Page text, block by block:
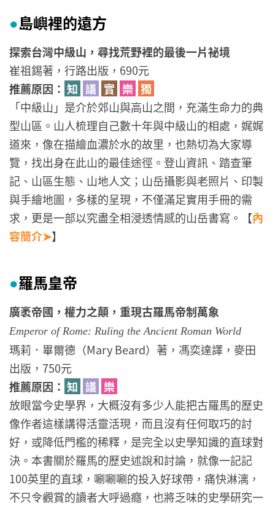
●島嶼裡的遠方
探索台灣中級山，尋找荒野裡的最後一片祕境
崔祖錫著，行路出版，690元
推薦原因： 知 議 實 樂 獨
「中級山」是介於郊山與高山之間，充滿生命力的典
型山區。山人梳理自己數十年與中級山的相處，娓娓
道來，像在描繪血濃於水的故里，也熱切為大家導
覽，找出身在此山的最佳途徑。登山資訊、踏查筆
記、山區生態、山地人文；山岳攝影與老照片、印製
與手繪地圖，多樣的呈現，不僅滿足實用手冊的需
求，更是一部以究盡全相浸透情感的山岳書寫。【內
容簡介➤】
●羅馬皇帝
廣袤帝國，權力之顛，重現古羅馬帝制萬象
Emperor of Rome: Ruling the Ancient Roman World
瑪莉．畢爾德（Mary Beard）著，馮奕達譯，麥田
出版，750元
推薦原因： 知 議 樂
放眼當今史學界，大概沒有多少人能把古羅馬的歷史
像作者這樣講得活靈活現，而且沒有任何取巧的討
好，或降低門檻的稀釋，是完全以史學知識的直球對
決。本書關於羅馬的歷史述說和討論，就像一記記
100英里的直球，唰唰唰的投入好球帶，痛快淋漓，
不只令觀賞的讀者大呼過癮，也將乏味的史學研究一